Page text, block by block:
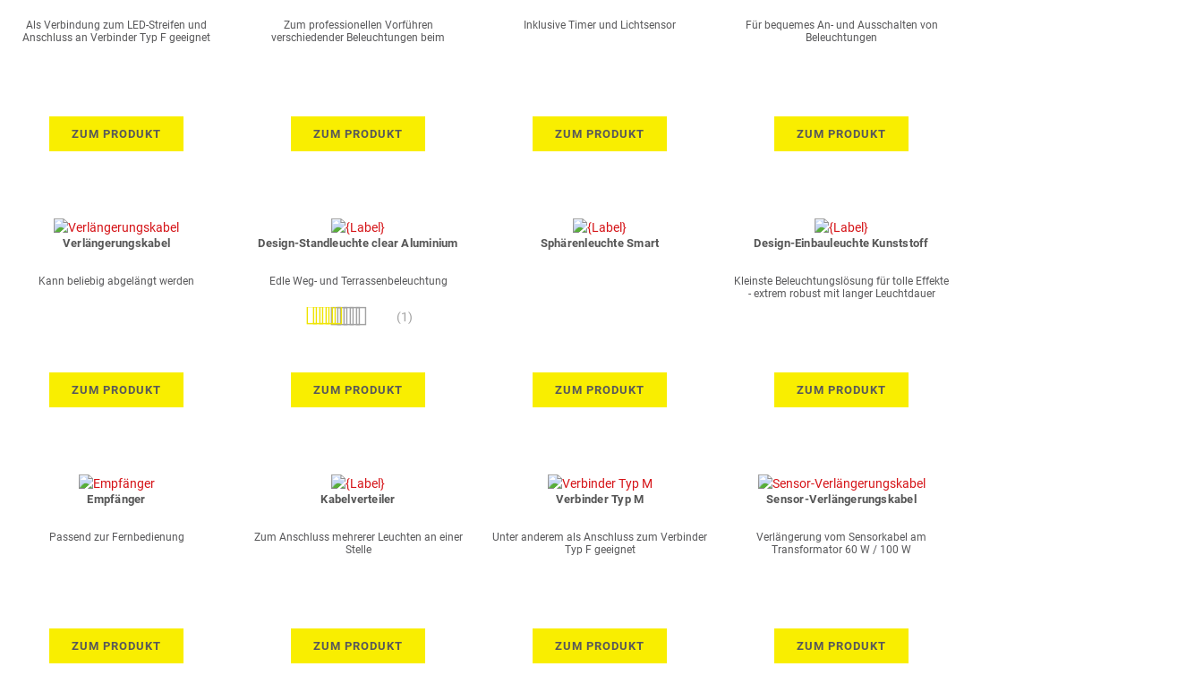
Als Verbindung zum LED-Streifen und
Anschluss an Verbinder Typ F geeignet
ZUM PRODUKT
Zum professionellen Vorführen
verschiedender Beleuchtungen beim
ZUM PRODUKT
Inklusive Timer und Lichtsensor
ZUM PRODUKT
Für bequemes An- und Ausschalten von
Beleuchtungen
ZUM PRODUKT
Verlängerungskabel
Kann beliebig abgelängt werden
ZUM PRODUKT
Design-Standleuchte clear Aluminium
Edle Weg- und Terrassenbeleuchtung
Bewertung: (1)
ZUM PRODUKT
Sphärenleuchte Smart
ZUM PRODUKT
Design-Einbauleuchte Kunststoff
Kleinste Beleuchtungslösung für tolle Effekte
- extrem robust mit langer Leuchtdauer
ZUM PRODUKT
Empfänger
Passend zur Fernbedienung
ZUM PRODUKT
Kabelverteiler
Zum Anschluss mehrerer Leuchten an einer
Stelle
ZUM PRODUKT
Verbinder Typ M
Unter anderem als Anschluss zum Verbinder
Typ F geeignet
ZUM PRODUKT
Sensor-Verlängerungskabel
Verlängerung vom Sensorkabel am
Transformator 60 W / 100 W
ZUM PRODUKT